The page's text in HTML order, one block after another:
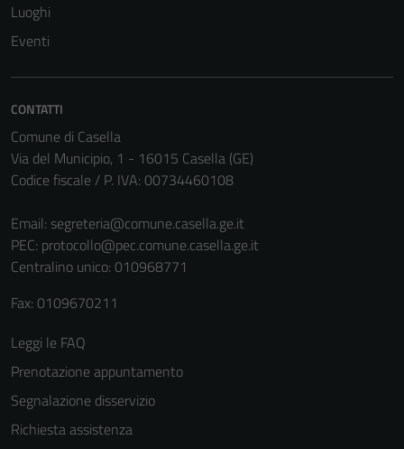
Luoghi
Eventi
CONTATTI
Comune di Casella
Via del Municipio, 1 - 16015 Casella (GE)
Codice fiscale / P. IVA: 00734460108
Email: segreteria@comune.casella.ge.it
PEC: protocollo@pec.comune.casella.ge.it
Centralino unico: 010968771
Fax: 0109670211
Leggi le FAQ
Prenotazione appuntamento
Segnalazione disservizio
Richiesta assistenza
Tecnici